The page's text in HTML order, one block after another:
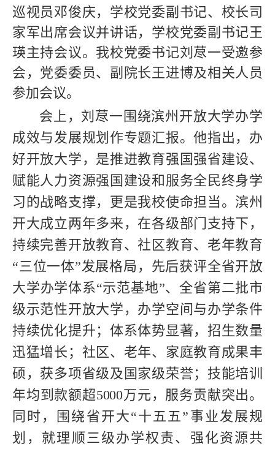
巡视员邓俊庆，学校党委副书记、校长司
家军出席会议并讲话，学校党委副书记王
瑛主持会议。我校党委书记刘荩一受邀参
会，党委委员、副院长王进博及相关人员
参加会议。
会上，刘荩一围绕滨州开放大学办学
成效与发展规划作专题汇报。他指出，办
好开放大学，是推进教育强国强省建设、
赋能人力资源强国建设和服务全民终身学
习的战略支撑，更是我校使命担当。滨州
开大成立两年多来，在各级部门支持下，
持续完善开放教育、社区教育、老年教育
“三位一体”发展格局，先后获评全省开放
大学办学体系“示范基地”、全省第二批市
级示范性开放大学，办学空间与办学条件
持续优化提升；体系体势显著，招生数量
迅猛增长；社区、老年、家庭教育成果丰
硕，获多项省级及国家级荣誉；技能培训
年均到款额超5000万元，服务贡献突出。
同时，围绕省开大“十五五”事业发展规
划，就理顺三级办学权责、强化资源共